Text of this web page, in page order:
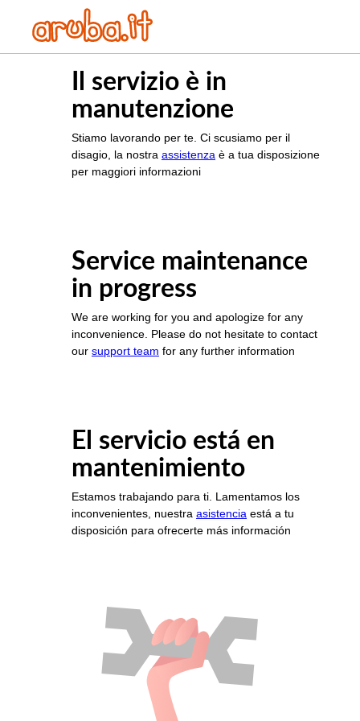
Il servizio è in
manutenzione
Stiamo lavorando per te. Ci scusiamo per il
disagio, la nostra assistenza è a tua disposizione
per maggiori informazioni
Service maintenance
in progress
We are working for you and apologize for any
inconvenience. Please do not hesitate to contact
our support team for any further information
El servicio está en
mantenimiento
Estamos trabajando para ti. Lamentamos los
inconvenientes, nuestra asistencia está a tu
disposición para ofrecerte más información